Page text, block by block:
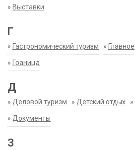
» Выставки
Г
» Гастрономический туризм » Главное
» Граница
Д
» Деловой туризм » Детский отдых »
» Документы
З